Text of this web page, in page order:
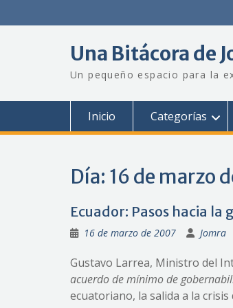
Una Bitácora de
Un pequeño espacio para la
Inicio Categorías
Día: 16 de marzo
Ecuador: Pasos hacia
16 de marzo de 2007 Jomra
Gustavo Larrea, Ministro del
acuerdo de mínimo de
ecuatoriano, la salida a la